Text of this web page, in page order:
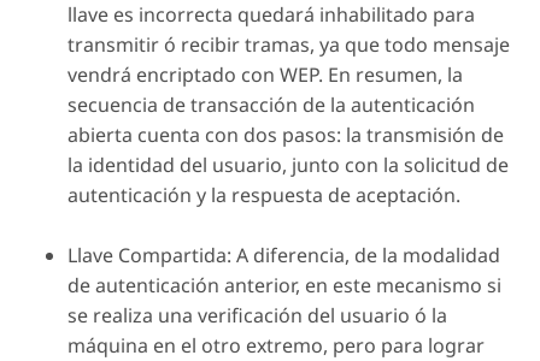
llave es incorrecta quedará inhabilitado para
transmitir ó recibir tramas, ya que todo mensaje
vendrá encriptado con WEP. En resumen, la
secuencia de transacción de la autenticación
abierta cuenta con dos pasos: la transmisión de
la identidad del usuario, junto con la solicitud de
autenticación y la respuesta de aceptación.
Llave Compartida: A diferencia, de la modalidad
de autenticación anterior, en este mecanismo si
se realiza una verificación del usuario ó la
máquina en el otro extremo, pero para lograr